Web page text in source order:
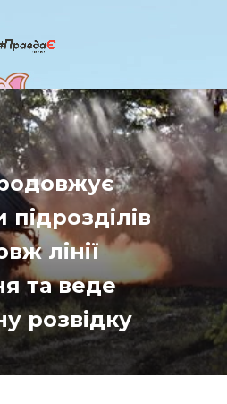
підрозділів
лінії
та веде
розвідку